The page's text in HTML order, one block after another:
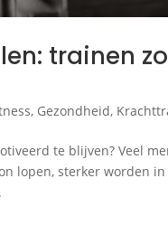
trainen
, Gezondheid,
te blijven? Veel
lopen, sterker worden